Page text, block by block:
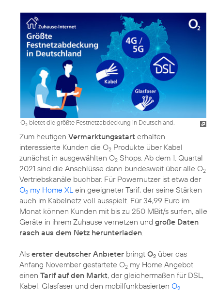
O2 bietet die größte Festnetzabdeckung in Deutschland.
Zum heutigen Vermarktungsstart erhalten
interessierte Kunden die O2 Produkte über Kabel
zunächst in ausgewählten O2 Shops. Ab dem 1. Quartal
2021 sind die Anschlüsse dann bundesweit über alle O2
Vertriebskanäle buchbar. Für Powernutzer ist etwa der
O2 my Home XL ein geeigneter Tarif, der seine Stärken
auch im Kabelnetz voll ausspielt. Für 34,99 Euro im
Monat können Kunden mit bis zu 250 MBit/s surfen, alle
Geräte in ihrem Zuhause vernetzen und große Daten
rasch aus dem Netz herunterladen
Als erster deutscher Anbieter bringt O2 über das
Anfang November gestartete O2 my Home Angebot
einen Tarif auf den Markt, der gleichermaßen für DSL,
Kabel, Glasfaser und den mobilfunkbasierten O2